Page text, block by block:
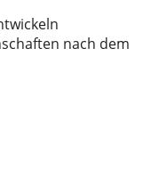
nach dem